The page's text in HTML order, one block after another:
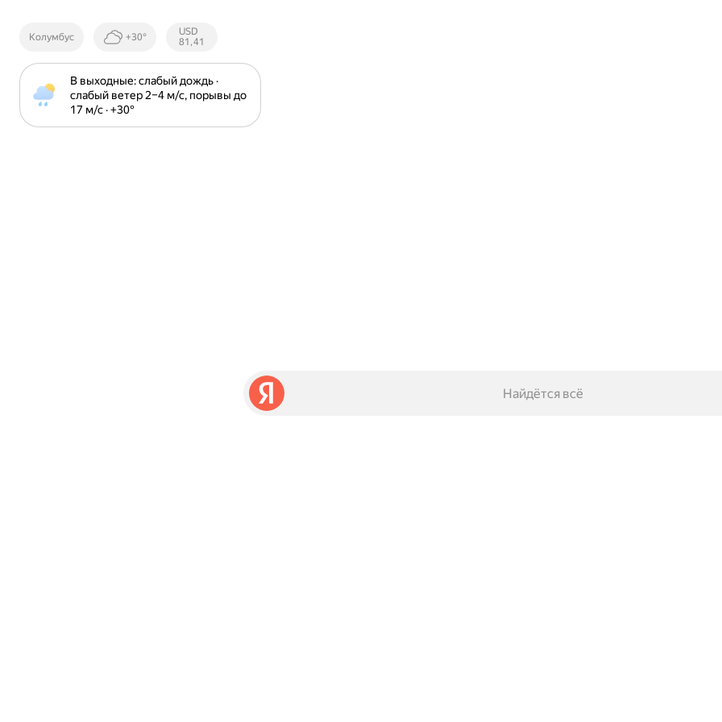
Колумбус +30°
Курсы ЦБ
РФ
USD
81,41
В выходные: слабый дождь ·
слабый ветер 2⁠–⁠4 м⁠/⁠с, порывы до
17 м⁠/⁠с · +30⁠°